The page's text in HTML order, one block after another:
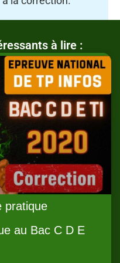
à lire :
pratique
au Bac C D E